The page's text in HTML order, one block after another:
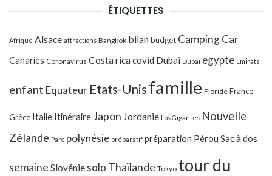
ÉTIQUETTES
Afrique Alsace attractions Bangkok bilanbudget Camping Car
Canaries Coronavirus Costa ricacovid Dubai Dubaï egypte Emirats
enfant Equateur Etats-Unis famille Floride France
Grèce Italie Itinéraire Japon Jordanie Los Gigantes Nouvelle
Zélande Parc polynésie préparatif préparation Pérou Sac à dos
semaine Slovénie solo Thaïlande Tokyo tour du